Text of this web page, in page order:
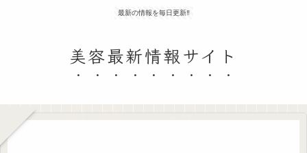
最新の情報を毎日更新‼
美容最新情報サイト